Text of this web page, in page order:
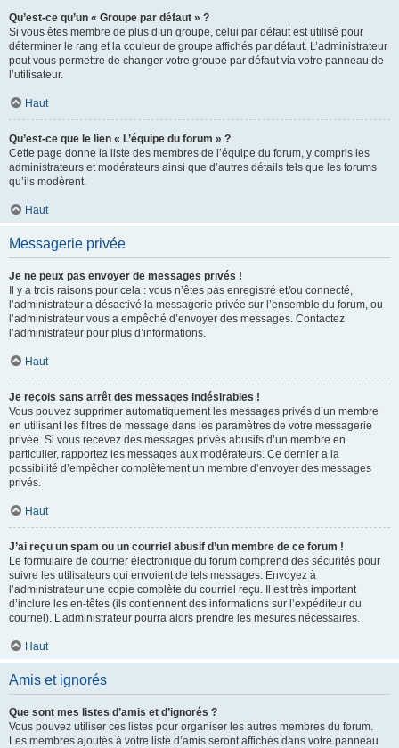
Qu’est-ce qu’un « Groupe par défaut » ?
Si vous êtes membre de plus d’un groupe, celui par défaut est utilisé pour
déterminer le rang et la couleur de groupe affichés par défaut. L’administrateur
peut vous permettre de changer votre groupe par défaut via votre panneau de
l’utilisateur.
Haut
Qu’est-ce que le lien « L’équipe du forum » ?
Cette page donne la liste des membres de l’équipe du forum, y compris les
administrateurs et modérateurs ainsi que d’autres détails tels que les forums
qu’ils modèrent.
Haut
Messagerie privée
Je ne peux pas envoyer de messages privés !
Il y a trois raisons pour cela : vous n’êtes pas enregistré et/ou connecté,
l’administrateur a désactivé la messagerie privée sur l’ensemble du forum, ou
l’administrateur vous a empêché d’envoyer des messages. Contactez
l’administrateur pour plus d’informations.
Haut
Je reçois sans arrêt des messages indésirables !
Vous pouvez supprimer automatiquement les messages privés d’un membre
en utilisant les filtres de message dans les paramètres de votre messagerie
privée. Si vous recevez des messages privés abusifs d’un membre en
particulier, rapportez les messages aux modérateurs. Ce dernier a la
possibilité d’empêcher complètement un membre d’envoyer des messages
privés.
Haut
J’ai reçu un spam ou un courriel abusif d’un membre de ce forum !
Le formulaire de courrier électronique du forum comprend des sécurités pour
suivre les utilisateurs qui envoient de tels messages. Envoyez à
l’administrateur une copie complète du courriel reçu. Il est très important
d’inclure les en-têtes (ils contiennent des informations sur l’expéditeur du
courriel). L’administrateur pourra alors prendre les mesures nécessaires.
Haut
Amis et ignorés
Que sont mes listes d’amis et d’ignorés ?
Vous pouvez utiliser ces listes pour organiser les autres membres du forum.
Les membres ajoutés à votre liste d’amis seront affichés dans votre panneau